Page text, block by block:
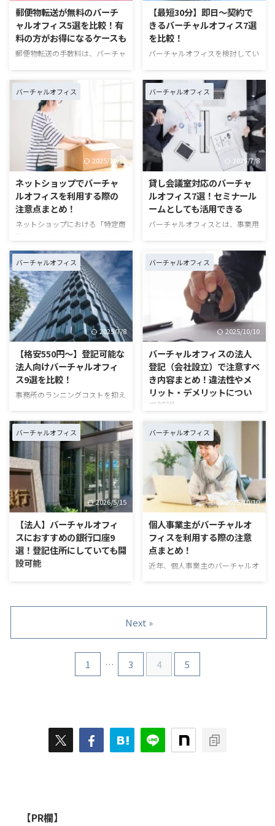
ルオフィスは存在するのかを紹介
します。月々の出費を抑え、事業
用の住所を借りたい方はぜひ最後
までご覧ください。 https://mr-
virtual-office.jp/virtual-office-
に、バーチャルオフィスでの融資
対応可否を紹介します。後半で
は、そのほかの資金調達方法も紹
介していますので、ぜひ最後まで
元が対応する銀行口座を開設しな
...
郵便物転送が無料のバーチ
ャルオフィス5選を比較！有
料の方がお得になるケースも
郵便物転送の手数料は、バーチャ
負担が大きくなりがちな項目で
す。できることなら、無料で転送
してくれるサービスが良いでしょ
う。 実際、そのようなバーチャ
ルオフィスはいくつか存在しま
す。ただ、無料で利用できるサー
ビス範囲は、事業者によって異な
ります。 本記事では、郵便物転
ィスを比較。有料のサービスも含
め、月々にかかる合計料金をシミ
ュレーションしています。
https://mr-virtual-
【最短30分】即日～契約で
きるバーチャルオフィス7選
を比較！
バーチャルオフィスを検討してい
のなかには、以下のような理由で
即日利用を希望している方もいら
っしゃるのではないでしょうか？
今日までに提出しなければならな
い事業書類に、住所や電話番号を
記載する必要がある 本日中に作
成する対顧客向けのチラシやパン
フレットに、事業所の所在地や連
設立の手続きが煩雑なので、でき
るだけスピーディーに済ませたい
通常であれば、住所や電話番号の
利用開始までに3～5日かかりま
できたり、別途オプションを ...
バーチャルオフィス
2025/10/10
ネットショップでバーチャ
ルオフィスを利用する際の
注意点まとめ！
ネットショップにおける「特定商
への対応として、バーチャルオフ
ィスが注目されています。ただ
し、ネットショップサービスやバ
ーチャルオフィスの規約に注意し
て運営しないと、違反や強制退会
となってしまう恐れがあるので注
意が必要です。 本記事では、バ
ーチャルオフィスの住所や電話番
する際の注意点を解説します。後
半では、実際に住所や電話番号を
記載・利用するやり方を紹介して
いるので、ぜひ最後までご覧くだ
...
バーチャルオフィス
2025/7/8
貸し会議室対応のバーチャ
ルオフィス7選！セミナール
ームとしても活用できる
バーチャルオフィスとは、事業用
と。近年、取引先との商談・会議
などに利用できる「貸し会議室サ
ービス」を提供する事業者が多く
見られます。 ただ、バーチャル
オフィスごとに会議室の立地や料
金は大きく異なります。そこで本
記事では、貸し会議室に対応した
7つのバーチャルオフィスを3つ
商談や打ち合わせ、カウンセリン
グをしたい方、セミナールームと
して活用したい方は、ぜひ参考に
なさってください。 ＼契約をお
virtual-o ...
バーチャルオフィス
2025/7/8
【格安550円～】登記可能な
法人向けバーチャルオフィ
ス9選を比較！
事務所のランニングコストを抑え
ーチャルオフィス」。月額1,000
円ほどで法人登記用の住所を借り
られるため、多くの方が利用して
います。 しかし、サービスごと
に料金や提供内容が異なるので、
どれを選べば良いかを決めかねて
いる方も多いと思います。本記事
では、法人登記が可能な9つのお
します。サービスごとに料金・提
供内容を比較表にまとめています
ので、ぜひ参考にしてみてくださ
い。 なお、以下の記事では、バ
バーチャルオフィス
2025/10/10
バーチャルオフィスの法人
登記（会社設立）で注意すべ
き内容まとめ！違法性やメ
リット・デメリットについ
て解説
バーチャルオフィスとは、事業用
の住所を借りられるサービスで
す。1つの住所を複数の会社でシ
ェアするため、一般的な事業所を
借りる場合よりもランニングコス
トを抑えられます。 しかし、バ
ーチャルオフィスでの法人登記に
は、いくつかの注意点がありま
す。場合によっては事業の許認可
がおりなかったり、違法になった
りする恐れもあるため、十分に理
解し対策を講じることが大切で
す。 本記事では、バーチャルオ
フィスで法人登記をする際に知っ
では、バーチャルオフィスで法人
で、ぜ ...
バーチャルオフィス
2026/5/15
【法人】バーチャルオフィ
スにおすすめの銀行口座9
選！登記住所にしていても開
設可能
口座開設実績が公開されていま
す。 しかし近年は、法人・個人
問わず、銀行口座開設の審査が全
体的に厳しくなっているのが実情
つの銀行を紹介します。
https://mr-virtual-
office.jp/virtual-office-business-
バーチャルオフィス
2025/10/10
個人事業主がバーチャルオ
フィスを利用する際の注意
点まとめ！
近年、個人事業主のバーチャルオ
しょうか。 そこで本記事では、
個人事業主のバーチャルオフィス
利用で知っておくべき内容を、
「法律・税務・その他」の3つの
観点から解説します。バーチャル
virtual-office-compari ...
1 … 3 4 5
Next »
【PR欄】